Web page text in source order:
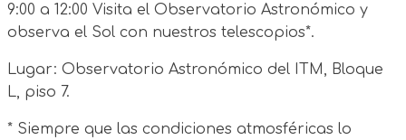
9:00 a 12:00 Visita el Observatorio Astronómico y
observa el Sol con nuestros telescopios*.
Lugar: Observatorio Astronómico del ITM, Bloque
L, piso 7.
* Siempre que las condiciones atmosféricas lo